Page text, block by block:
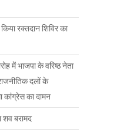
रक्तदान शिविर का
में भाजपा के वरिष्ठ नेता
दलों के
कांग्रेस का दामन
शव बरामद